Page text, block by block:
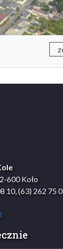
600 Koło
10, (63) 262 75